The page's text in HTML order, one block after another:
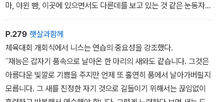
마, 야윈 뺨, 이곳에 있으면서도 다른데를 보고 있는 것 같은 눈동자...
………. 버즈는 오늘에야 비로소 다큐멘터리 해설자에 맞는 다윈의 특
성을 알아본 것이 어쩌면 이런 모습 때문일지도 모르겠다는 생각이
들었다. 여름까지만 해도마냥 빛이 난 길로만 걷는 소년인줄 알았던
다윈이 겨울을 눈앞에 둔 지금은 그늘에 잠겨 잘 보이지 않게 된 길에
서 잠시 걸음을 멈추고 자기가 있는 세계를 둘러보는 관찰자가 돼 있
었다. 몸은 여위고 눈빛은 아직 흔들렸지만 단호한 목소리에서만큼은
P.279 햇살과함께
체육대회 개회식에서 니스는 연습의 중요성을 강조했다.
˝재능은 갑자기 품속으로 날아온 한 마리의 새와도 같습니다. 그것은
아름다운 빛깔로 기쁨을 주지만 언제 또 홀연히 품에서 날아가버릴지
모릅니다. 그 새를 진정한 자기 것으로 길들이기 위해서는 끊임없이